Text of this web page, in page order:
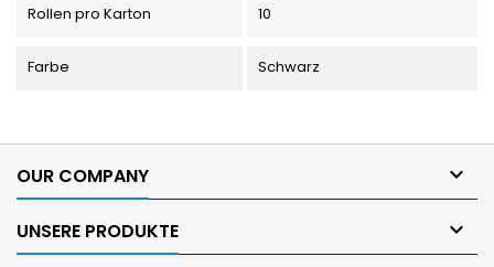
Rollen pro Karton 10
Farbe Schwarz
OUR COMPANY 
UNSERE PRODUKTE 